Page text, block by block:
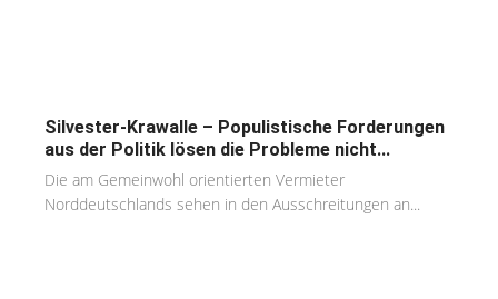
Silvester-Krawalle – Populistische Forderungen
aus der Politik lösen die Probleme nicht...
Die am Gemeinwohl orientierten Vermieter
Norddeutschlands sehen in den Ausschreitungen an...